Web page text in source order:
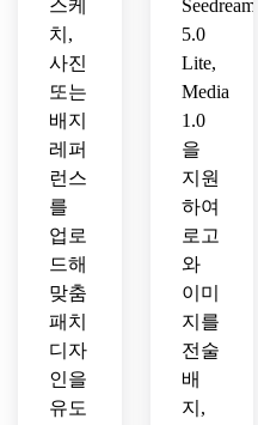
스케
치,
사진
또는
배지
레퍼
런스
를
업로
드해
맞춤
패치
디자
인을
유도
Seedream
5.0
Lite,
Media
1.0
을
지원
하여
로고
와
이미
지를
전술
배
지,